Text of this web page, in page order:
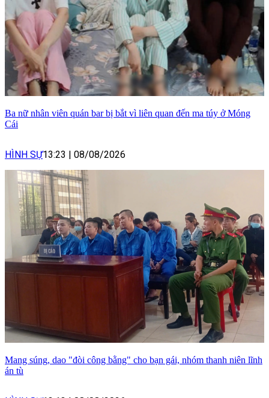
Ba nữ nhân viên quán bar bị bắt vì liên quan đến ma túy ở Móng
Cái
HÌNH SỰ13:23 08/08/2026
Mang súng, dao "đòi công bằng" cho bạn gái, nhóm thanh niên lĩnh
án tù